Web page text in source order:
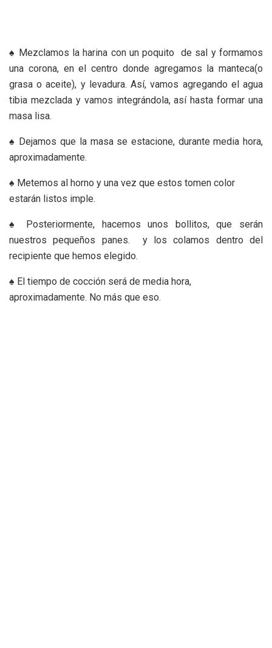
♠ Mezclamos la harina con un poquito de sal y formamos
una corona, en el centro donde agregamos la manteca(o
grasa o aceite), y levadura. Así, vamos agregando el agua
tibia mezclada y vamos integrándola, así hasta formar una
masa lisa.
♠ Dejamos que la masa se estacione, durante media hora,
aproximadamente.
♠ Metemos al horno y una vez que estos tomen color
estarán listos imple.
♠ Posteriormente, hacemos unos bollitos, que serán
nuestros pequeños panes. y los colamos dentro del
recipiente que hemos elegido.
♠ El tiempo de cocción será de media hora,
aproximadamente. No más que eso.